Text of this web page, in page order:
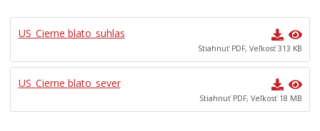
Mestské zastupiteľstvo
Mestská rada
Komisie, výbory a rady
Zasadnutia
Iniciatíva pre Otvorené vládnutie (OGP)
US_Cierne blato_suhlas
Stiahnuť PDF, Veľkosť 313 KB
US_Cierne blato_sever
Stiahnuť PDF, Veľkosť 18 MB